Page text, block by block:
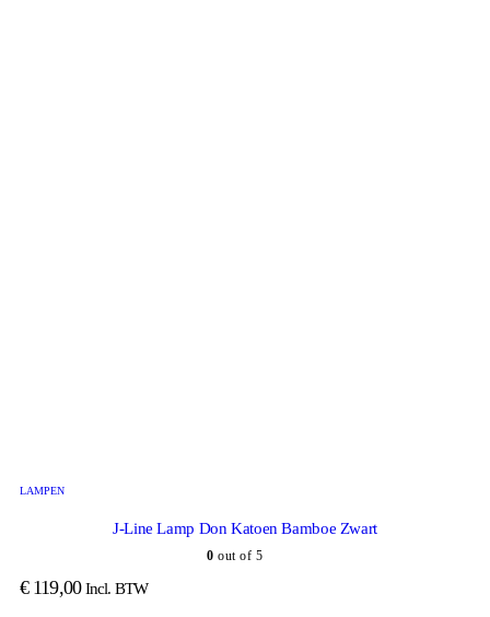
LAMPEN
J-Line Lamp Don Katoen Bamboe Zwart
0 out of 5
€119,00 Incl. BTW